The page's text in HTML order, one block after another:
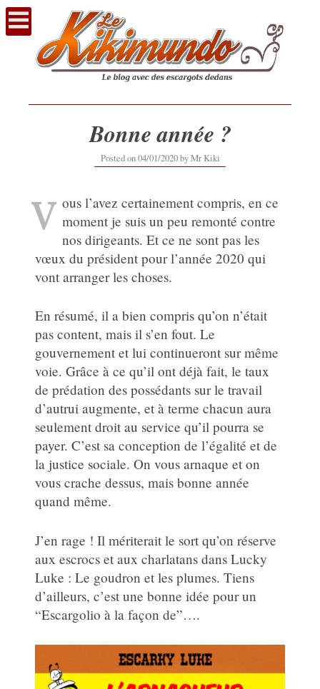
Voir
contenu
Bonne année ?
Posted on04/01/202004/01/2020
byMr Kiki
V ous l’avez certainement compris, en ce
moment je suis un peu remonté contre
nos dirigeants. Et ce ne sont pas les
vœux du président pour l’année 2020 qui
vont arranger les choses.
En résumé, il a bien compris qu’on n’était
pas content, mais il s’en fout. Le
gouvernement et lui continueront sur même
voie. Grâce à ce qu’il ont déjà fait, le taux
de prédation des possédants sur le travail
d’autrui augmente, et à terme chacun aura
seulement droit au service qu’il pourra se
payer. C’est sa conception de l’égalité et de
la justice sociale. On vous arnaque et on
vous crache dessus, mais bonne année
quand même.
J’en rage ! Il mériterait le sort qu’on réserve
aux escrocs et aux charlatans dans Lucky
Luke : Le goudron et les plumes. Tiens
d’ailleurs, c’est une bonne idée pour un
“Escargolio à la façon de”….